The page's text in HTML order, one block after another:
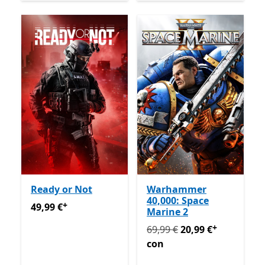
Ready or Not
49,99 €Offre acquisti in-app
49,99 €+
Warhammer
40,000: Space
Marine 2
In origine 69,99 € ora
69,99 €20,99 €+
con